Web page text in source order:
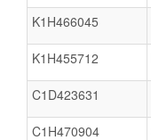
K1H466045
K1H455712
C1D423631
C1H470904